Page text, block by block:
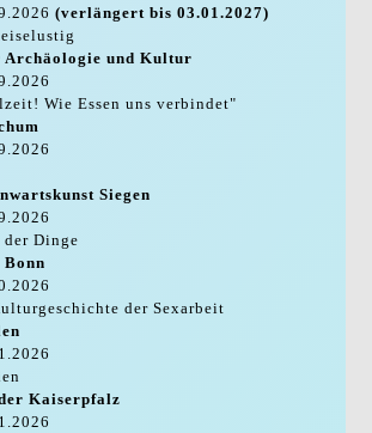
(verlängert bis 03.01.2027)
Archäologie und Kultur
Wie Essen uns verbindet"
Siegen
der Dinge
Bonn
der Sexarbeit
Kaiserpfalz